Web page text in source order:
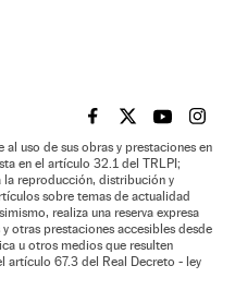
EL PAÍS BRASIL EN
EL PAÍSEL PAÍS
EL
uso de sus obras y prestaciones en
en el artículo 32.1 del TRLPI;
la reproducción, distribución y
sobre temas de actualidad
realiza una reserva expresa
otras prestaciones accesibles desde
u otros medios que resulten
artículo 67.3 del Real Decreto - ley